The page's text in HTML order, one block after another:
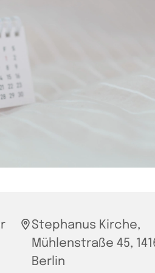
Stephanus Kirche,
Mühlenstraße 45,
Berlin